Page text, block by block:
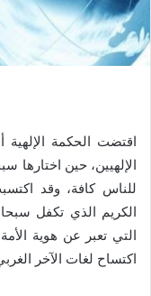
ن
ا
اقتضت الحكمة الإلهية
الإلهيين، حين اختارها
للناس كافة، وقد
الكريم الذي تكفل
التي تعبر عن هوية
اكتساح لغات الآخر